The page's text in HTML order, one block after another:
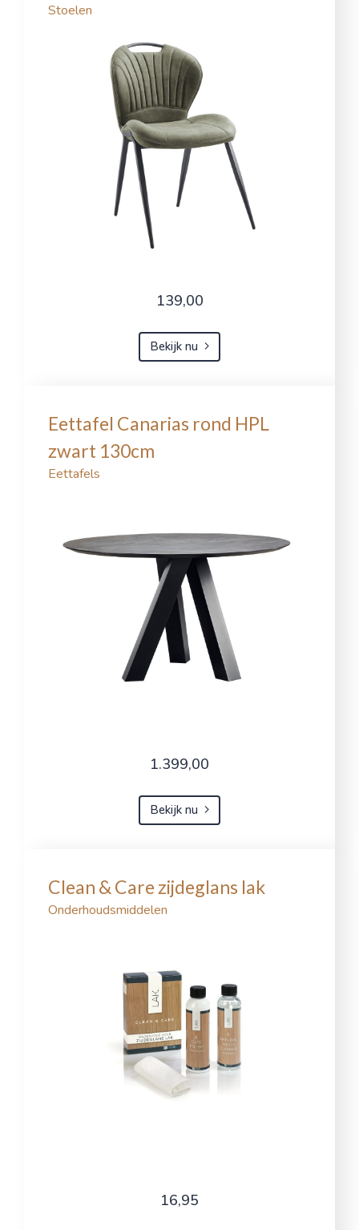
Stoelen
139,00
Bekijk nu
Eettafel Canarias rond HPL
zwart 130cm
Eettafels
1.399,00
Bekijk nu
Clean & Care zijdeglans lak
Onderhoudsmiddelen
16,95